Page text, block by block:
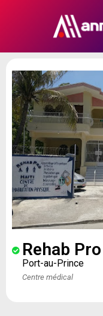
Rehab
Port-au-Prince
Centre médical